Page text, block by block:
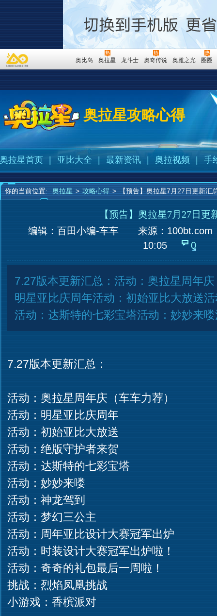
奥比岛 奥拉星 龙斗士 奥奇传说 奥雅之光 圈圈
奥拉星攻略心得
奥拉星首页 亚比大全 最新资讯 奥拉视频 手
你的当前位置: 奥拉星 > 攻略心得 > 【预告】奥拉星7月27日更新汇
【预告】奥拉星7月27日更
编辑：百田小编-车车
来源： 100bt.com
10:05
0
7.27版本更新汇总：活动：奥拉星周年
明星亚比庆周年活动：初始亚比大放送
活动：达斯特的七彩宝塔活动：妙妙来
7.27版本更新汇总：
活动：奥拉星周年庆（车车力荐）
活动：明星亚比庆周年
活动：初始亚比大放送
活动：绝版守护者来贺
活动：达斯特的七彩宝塔
活动：妙妙来喽
活动：神龙驾到
活动：梦幻三公主
活动：周年亚比设计大赛冠军出炉
活动：时装设计大赛冠军出炉啦！
活动：奇奇的礼包最后一周啦！
挑战：烈焰凤凰挑战
小游戏：香槟派对